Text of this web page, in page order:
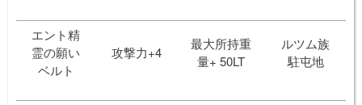
エント精
霊の願い
ベルト
攻撃力+4
最大所持重
量+ 50LT
ルツム族
駐屯地